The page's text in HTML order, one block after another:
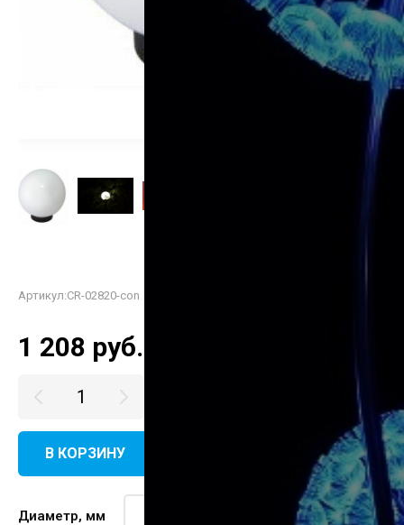
Артикул:CR-02820-con
1 208 руб.
В КОРЗИНУ КУПИТЬ В ОДИН КЛИК
Диаметр, мм